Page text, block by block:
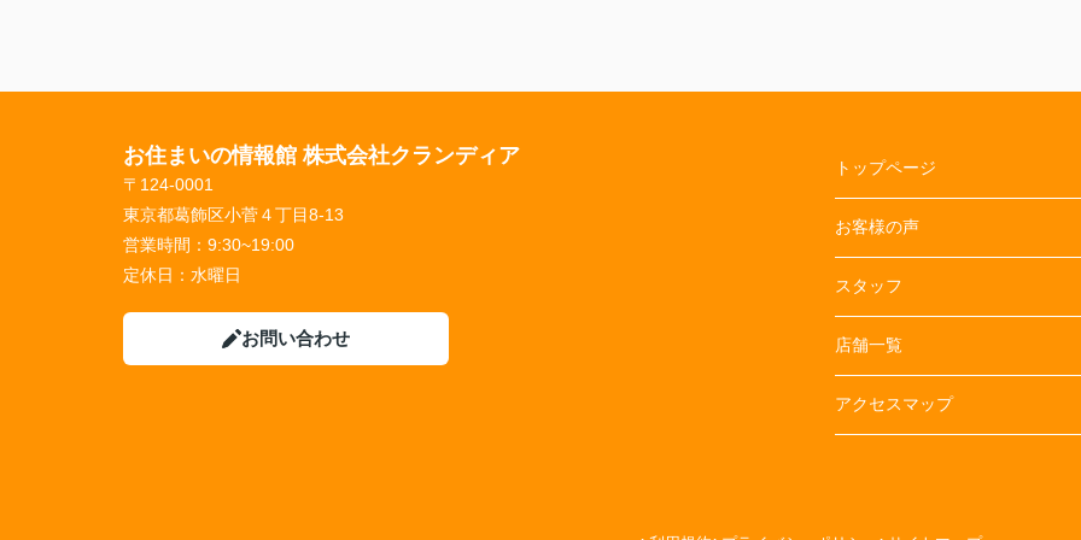
お住まいの情報館 株式会社クランディア
〒124-0001
東京都葛飾区小菅４丁目8-13
営業時間： 9:30~19:00
定休日： 水曜日
お問い合わせ
トップページ
お客様の声
スタッフ
店舗一覧
アクセスマップ